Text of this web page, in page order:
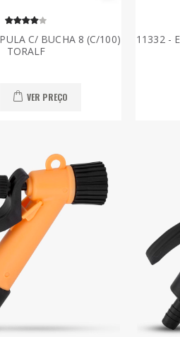
C/ BUCHA 8 (C/100)
TORALF
VER PREÇO
11332 -